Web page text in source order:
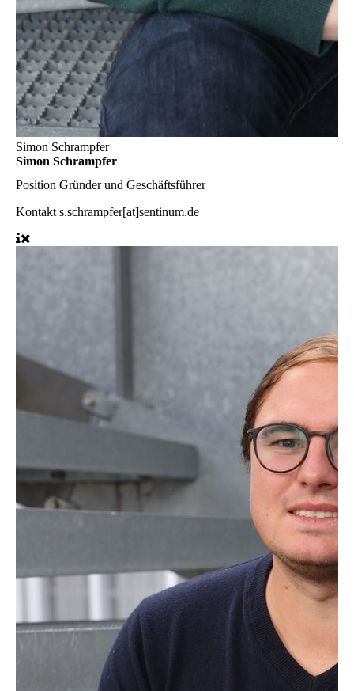
Simon Schrampfer
Simon Schrampfer
Position Gründer und Geschäftsführer
Kontakt s.schrampfer[at]sentinum.de